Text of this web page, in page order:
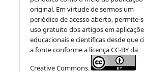
original. Em virtude de sermos um
periódico de acesso aberto, permite-
uso gratuito dos artigos em
educacionais e científicas desde que
a fonte conforme a licença CC-BY da
Creative Commons.